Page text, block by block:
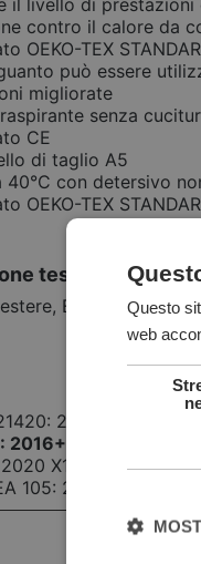
il livello di
contro il calore da
OEKO-TEX
può essere
migliorate
senza
CE
di taglio A5
40°C con detersivo
OEKO-TEX
tessuto
Elasticizzato,
2020 Destrezza 5
2016+A1: 2018 4X43E
X1XXXX
105: 2016 Livello
Questo
web